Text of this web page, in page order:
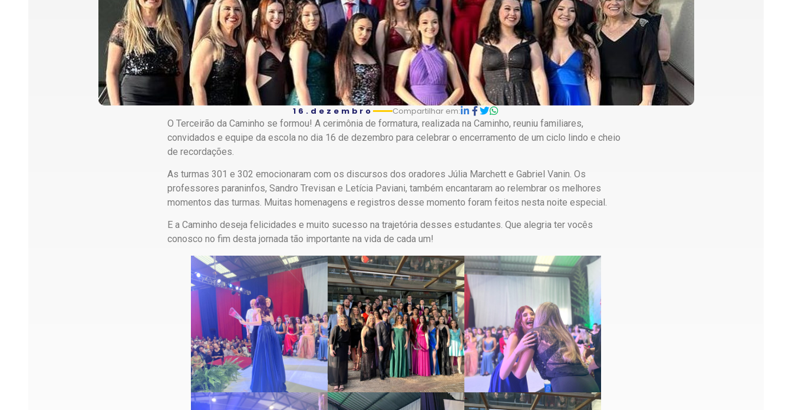
16.dezembro
Compartilhar em:
O Terceirão da Caminho se formou! A cerimônia de formatura, realizada na Caminho, reuniu familiares,
convidados e equipe da escola no dia 16 de dezembro para celebrar o encerramento de um ciclo lindo e cheio
de recordações.
As turmas 301 e 302 emocionaram com os discursos dos oradores Júlia Marchett e Gabriel Vanin. Os
professores paraninfos, Sandro Trevisan e Letícia Paviani, também encantaram ao relembrar os melhores
momentos das turmas. Muitas homenagens e registros desse momento foram feitos nesta noite especial.
E a Caminho deseja felicidades e muito sucesso na trajetória desses estudantes. Que alegria ter vocês
conosco no fim desta jornada tão importante na vida de cada um!